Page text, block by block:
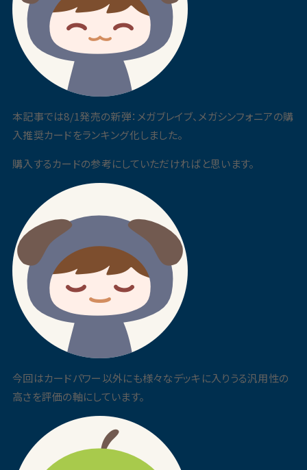
本記事では8/1発売の新弾：メガブレイブ、メガシンフォニアの購
入推奨カードをランキング化しました。
購入するカードの参考にしていただければと思います。
今回はカードパワー以外にも様々なデッキに入りうる汎用性の
高さを評価の軸にしています。